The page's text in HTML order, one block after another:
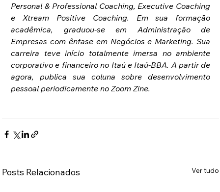
Personal & Professional Coaching, Executive Coaching
e Xtream Positive Coaching. Em sua formação
acadêmica, graduou-se em Administração de
Empresas com ênfase em Negócios e Marketing. Sua
carreira teve início totalmente imersa no ambiente
corporativo e financeiro no Itaú e Itaú-BBA. A partir de
agora, publica sua coluna sobre desenvolvimento
pessoal periodicamente no Zoom Zine.
Posts Relacionados Ver tudo